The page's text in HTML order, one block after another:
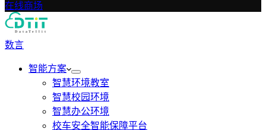
在线商场
数言
智能方案
智慧环境教室
智慧校园环境
智慧办公环境
校车安全智能保障平台